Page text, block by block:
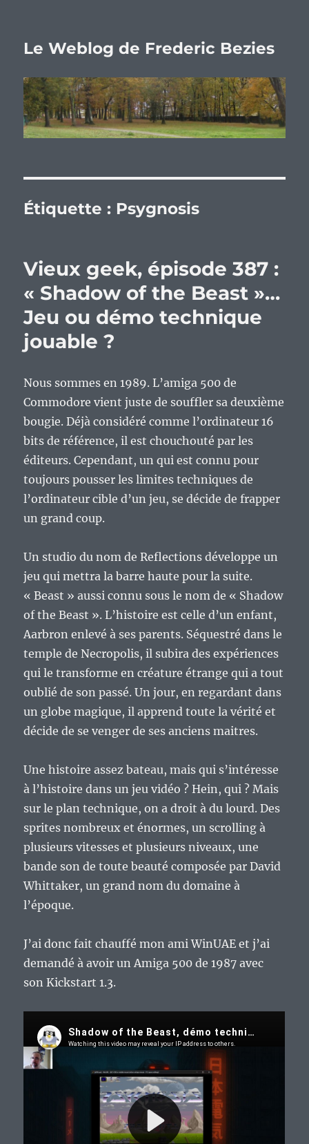
Le Weblog de Frederic Bezies
Étiquette : Psygnosis
Vieux geek, épisode 387 :
« Shadow of the Beast »…
Jeu ou démo technique
jouable ?
Nous sommes en 1989. L’amiga 500 de
Commodore vient juste de souffler sa deuxième
bougie. Déjà considéré comme l’ordinateur 16
bits de référence, il est chouchouté par les
éditeurs. Cependant, un qui est connu pour
toujours pousser les limites techniques de
l’ordinateur cible d’un jeu, se décide de frapper
un grand coup.
Un studio du nom de Reflections développe un
jeu qui mettra la barre haute pour la suite.
« Beast » aussi connu sous le nom de « Shadow
of the Beast ». L’histoire est celle d’un enfant,
Aarbron enlevé à ses parents. Séquestré dans le
temple de Necropolis, il subira des expériences
qui le transforme en créature étrange qui a tout
oublié de son passé. Un jour, en regardant dans
un globe magique, il apprend toute la vérité et
décide de se venger de ses anciens maitres.
Une histoire assez bateau, mais qui s’intéresse
à l’histoire dans un jeu vidéo ? Hein, qui ? Mais
sur le plan technique, on a droit à du lourd. Des
sprites nombreux et énormes, un scrolling à
plusieurs vitesses et plusieurs niveaux, une
bande son de toute beauté composée par David
Whittaker, un grand nom du domaine à
l’époque.
J’ai donc fait chauffé mon ami WinUAE et j’ai
demandé à avoir un Amiga 500 de 1987 avec
son Kickstart 1.3.